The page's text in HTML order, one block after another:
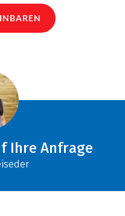
Ihre Anfrage